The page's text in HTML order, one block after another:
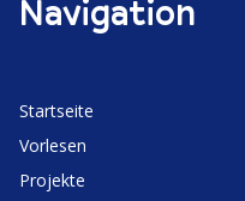
Navigation
Start­seite
Vorlesen
Projekte